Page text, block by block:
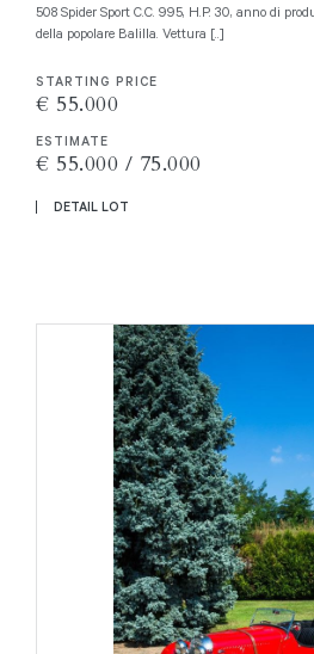
508 Spider Sport C.C. 995, H.P. 30, anno di produzione: 1933. Versione sportiva
della popolare Balilla. Vettura [..]
STARTING PRICE
€ 55.000
ESTIMATE
€ 55.000 / 75.000
DETAIL LOT